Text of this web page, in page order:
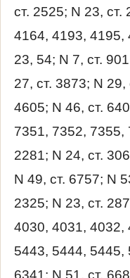
ст. 2525; N 23,
4164, 4193, 4195,
23, 54; N 7, ст.
27, ст. 3873; N
4605; N 46, ст.
7351, 7352, 7355,
2281; N 24, ст.
N 49, ст. 6757; N
2325; N 23, ст.
4030, 4031, 4032,
5443, 5444, 5445,